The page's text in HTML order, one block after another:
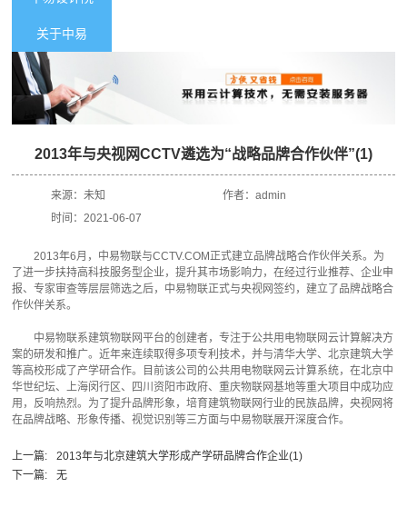
关于中易
2013年与央视网CCTV遴选为“战略品牌合作伙伴”(1)
来源： 未知 作者：admin
时间： 2021-06-07
2013年6月，中易物联与CCTV.COM正式建立品牌战略合作伙伴关系。为
了进一步扶持高科技服务型企业，提升其市场影响力，在经过行业推荐、企业申
报、专家审查等层层筛选之后，中易物联正式与央视网签约，建立了品牌战略合
作伙伴关系。
中易物联系建筑物联网平台的创建者，专注于公共用电物联网云计算解决方
案的研发和推广。近年来连续取得多项专利技术，并与清华大学、北京建筑大学
等高校形成了产学研合作。目前该公司的公共用电物联网云计算系统，在北京中
华世纪坛、上海闵行区、四川资阳市政府、重庆物联网基地等重大项目中成功应
用，反响热烈。为了提升品牌形象，培育建筑物联网行业的民族品牌，央视网将
在品牌战略、形象传播、视觉识别等三方面与中易物联展开深度合作。
上一篇:
2013年与北京建筑大学形成产学研品牌合作企业(1)
下一篇:
无